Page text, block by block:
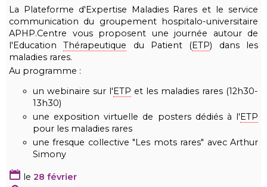
La Plateforme d'Expertise Maladies Rares et le service
communication du groupement hospitalo-universitaire
APHP.Centre vous proposent une journée autour de
l'EducationThérapeutique du Patient (ETP) dans les
maladies rares.
Au programme :
un webinaire sur l'ETP et les maladies rares (12h30-
13h30)
une exposition virtuelle de posters dédiés à l'ETP
pour les maladies rares
une fresque collective "Les mots rares" avec Arthur
Simony
le 28 février